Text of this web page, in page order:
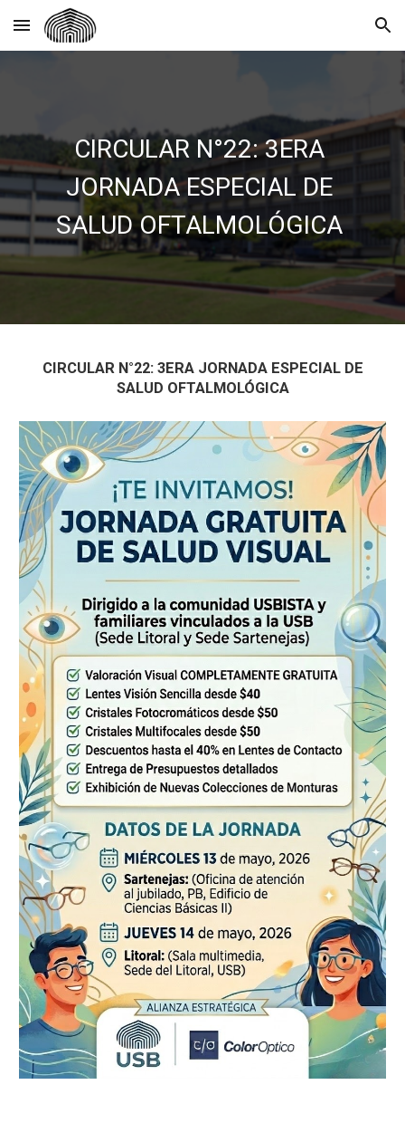
Skip to main content Skip to navigation
CIRCULAR N°22: 3ERA
JORNADA ESPECIAL DE
SALUD OFTALMOLÓGICA
CIRCULAR N°22: 3ERA JORNADA ESPECIAL DE
SALUD OFTALMOLÓGICA